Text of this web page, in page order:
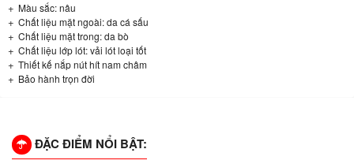
Màu sắc: nâu
Chất liệu mặt ngoài: da cá sấu
Chất liệu mặt trong: da bò
Chất liệu lớp lót: vải lót loại tốt
Thiết kế nắp nút hít nam châm
Bảo hành trọn đời
ĐẶC ĐIỂM NỔI BẬT: